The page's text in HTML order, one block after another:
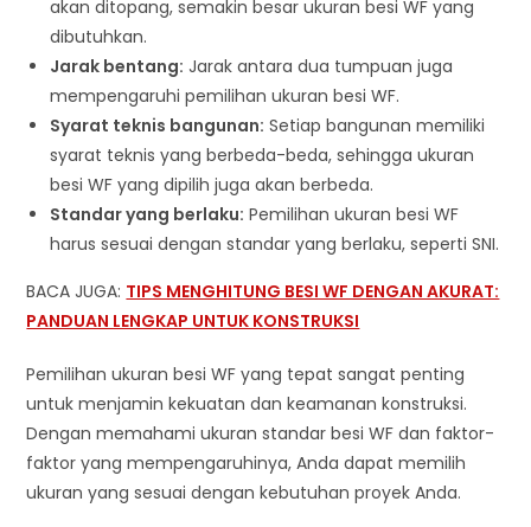
akan ditopang, semakin besar ukuran besi WF yang
dibutuhkan.
Jarak bentang: Jarak antara dua tumpuan juga
mempengaruhi pemilihan ukuran besi WF.
Syarat teknis bangunan: Setiap bangunan memiliki
syarat teknis yang berbeda-beda, sehingga ukuran
besi WF yang dipilih juga akan berbeda.
Standar yang berlaku: Pemilihan ukuran besi WF
harus sesuai dengan standar yang berlaku, seperti SNI.
BACA JUGA: TIPS MENGHITUNG BESI WF DENGAN AKURAT:
PANDUAN LENGKAP UNTUK KONSTRUKSI
Pemilihan ukuran besi WF yang tepat sangat penting
untuk menjamin kekuatan dan keamanan konstruksi.
Dengan memahami ukuran standar besi WF dan faktor-
faktor yang mempengaruhinya, Anda dapat memilih
ukuran yang sesuai dengan kebutuhan proyek Anda.